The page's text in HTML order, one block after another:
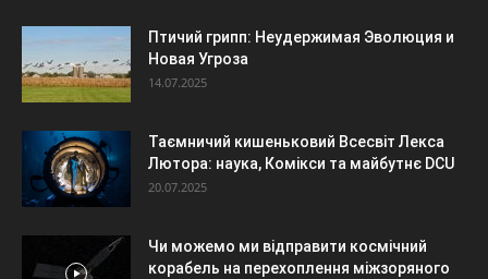
Птичий грипп: Неудержимая Эволюция и
Новая Угроза
14.07.2025
Таємничий кишеньковий Всесвіт Лекса
Лютора: наука, Комікси та майбутнє DCU
20.07.2025
Чи можемо ми відправити космічний
корабель на перехоплення міжзоряного